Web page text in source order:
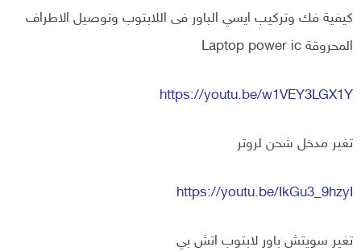
كيفية فك وتركيب ايسي الباور فى اللابتوب وتوصيل الاطراف
المحروقة Laptop power ic
https://youtu.be/w1VEY3LGX1Y
تغير مدخل شحن لروتر
https://youtu.be/IkGu3_9hzyI
تغير سويتش باور لابتوب اتش بي